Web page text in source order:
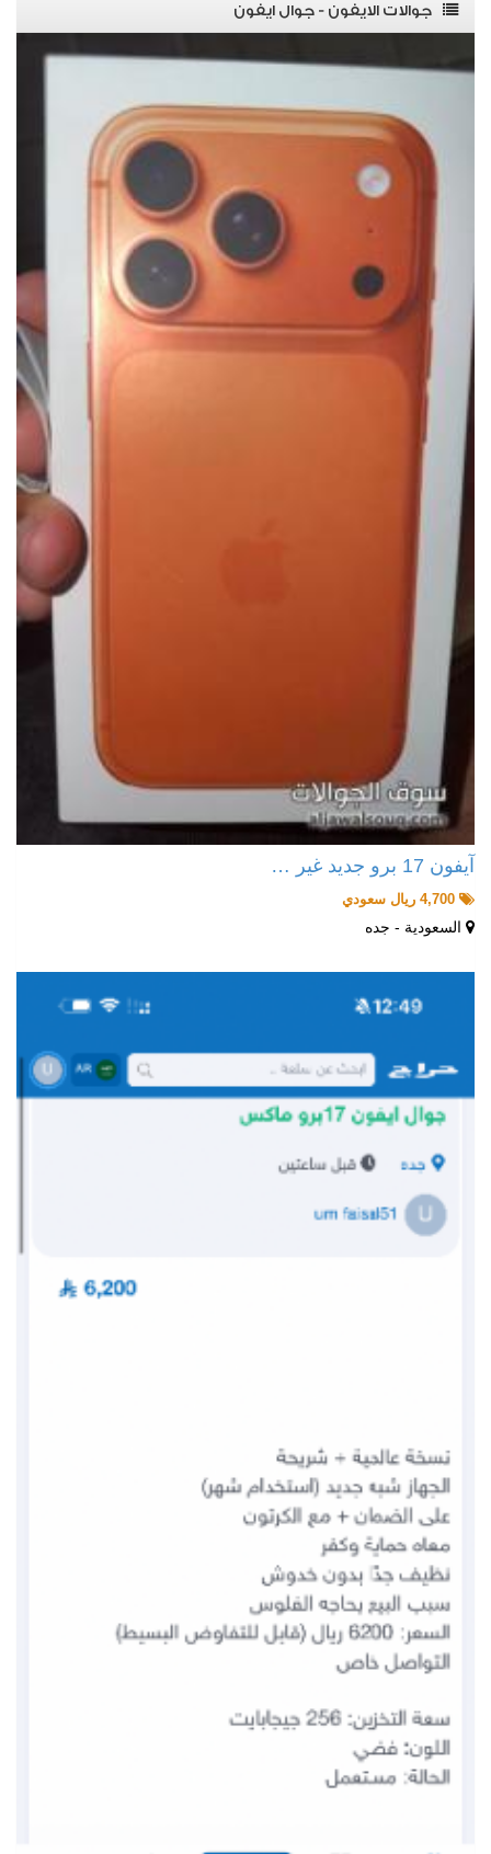
جوالات الايفون - جوال ايفون
آيفون 17 برو جديد غير …
السعودية - جده